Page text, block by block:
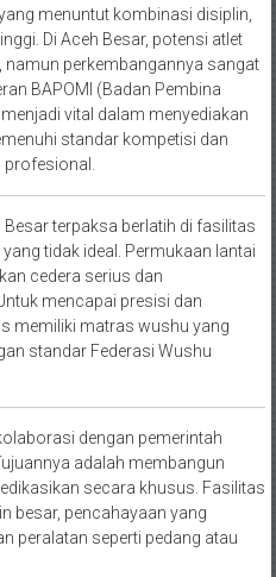
menuntut kombinasi disiplin,
Di Aceh Besar, potensi atlet
perkembangannya sangat
BAPOMI (Badan Pembina
vital dalam menyediakan
standar kompetisi dan
terpaksa berlatih di fasilitas
tidak ideal. Permukaan lantai
cedera serius dan
mencapai presisi dan
memiliki matras wushu yang
standar Federasi Wushu
dengan pemerintah
adalah membangun
secara khusus. Fasilitas
besar, pencahayaan yang
peralatan seperti pedang atau